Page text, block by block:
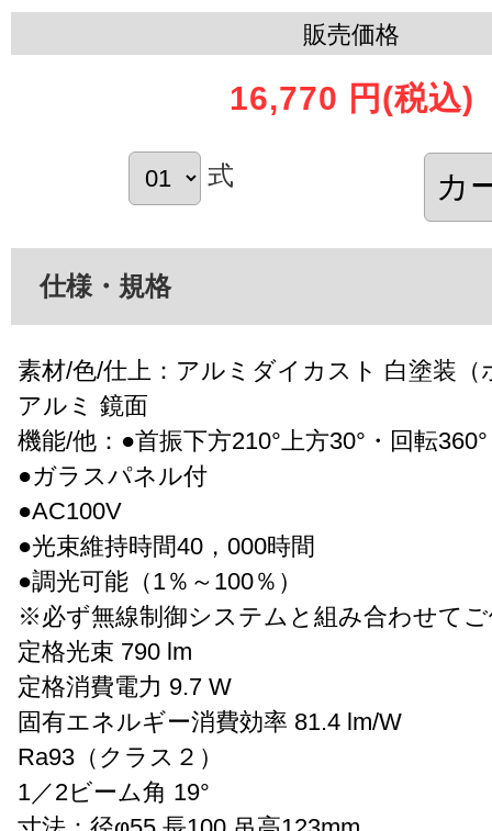
販売価格
16,770 円 (税込)
式
仕様・規格
素材/色/仕上：アルミダイカスト 白塗装（
アルミ 鏡面
機能/他：●首振下方210°上方30°・回転360°
●ガラスパネル付
●AC100V
●光束維持時間40，000時間
●調光可能（1％～100％）
※必ず無線制御システムと組み合わせて
定格光束 790 lm
定格消費電力 9.7 W
固有エネルギー消費効率 81.4 lm/W
Ra93（クラス２）
1／2ビーム角 19°